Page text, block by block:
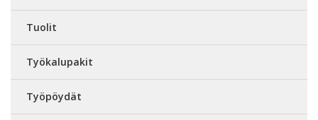
Tuolit
Työkalupakit
Työpöydät